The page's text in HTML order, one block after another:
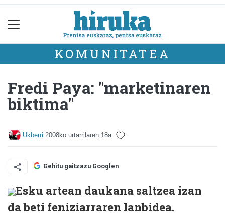
KOMUNITATEA
Fredi Paya: "marketinaren
biktima"
Ukberri 2008ko urtarrilaren 18a
Gehitu gaitzazu Googlen
Esku artean daukana saltzea izan
da beti feniziarraren lanbidea.